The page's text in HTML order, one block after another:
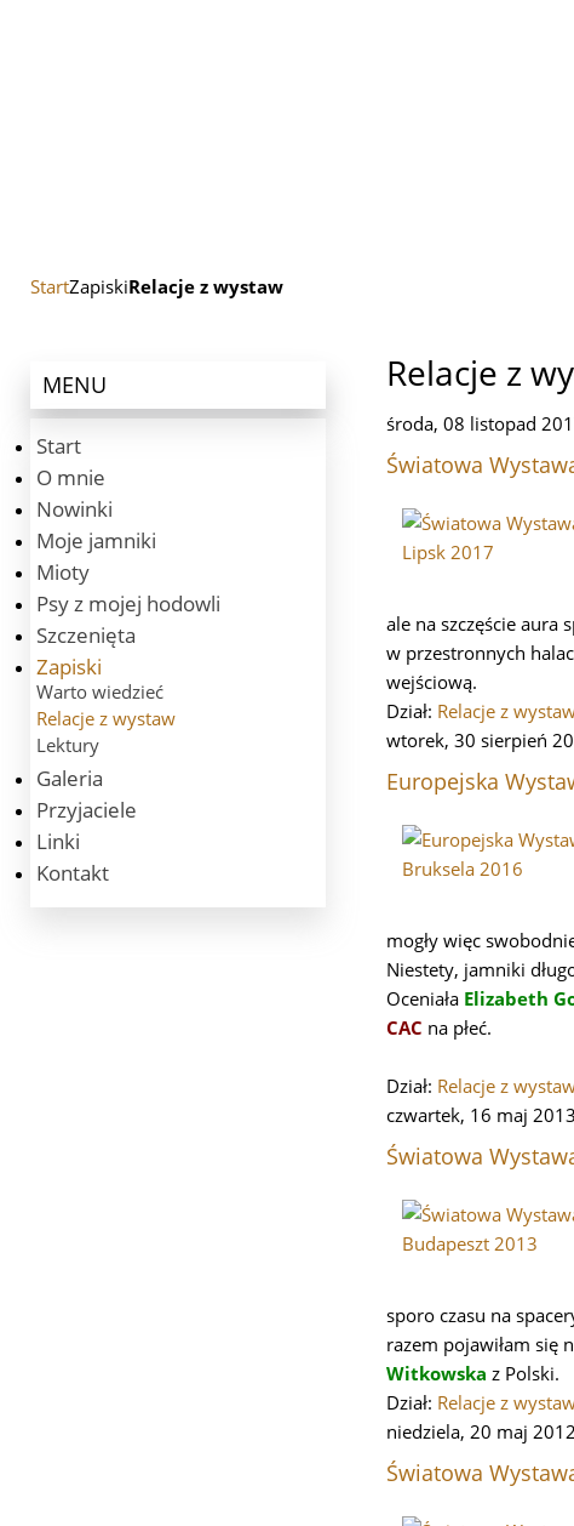
StartZapiskiRelacje z wystaw
Relacje z
środa, 08 listopad
Światowa
ale na szczęście aura
w przestronnych
wejściową.
Dział: Relacje z
wtorek, 30 sierpień
Europejska
mogły więc
Niestety, jamniki
Oceniała Elizabeth
CAC na płeć.
Dział: Relacje z
czwartek, 16 maj
Światowa
sporo czasu na
razem pojawiłam się
Witkowska z Polski.
Dział: Relacje z
niedziela, 20 maj
Światowa
MENU
Start
O mnie
Nowinki
Moje jamniki
Mioty
Psy z mojej hodowli
Szczenięta
Zapiski
Warto wiedzieć
Relacje z wystaw
Lektury
Galeria
Przyjaciele
Linki
Kontakt